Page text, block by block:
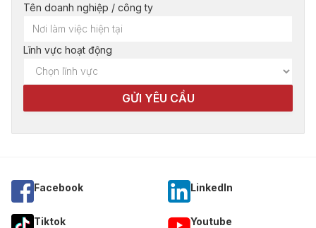
Tên doanh nghiệp / công ty
Lĩnh vực hoạt động
Facebook Linkedln
Tiktok Youtube